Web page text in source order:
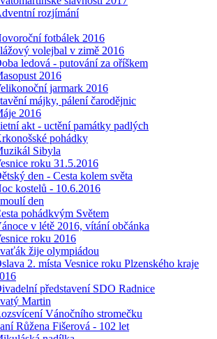
rozjímání
fotbálek 2016
volejbal v zimě 2016
ledová - putování za oříškem
2016
jarmark 2016
májky, pálení čarodějnic
2016
akt - uctění památky padlých
pohádky
Sibyla
roku 31.5.2016
den - Cesta kolem světa
kostelů - 10.6.2016
den
pohádkvým Světem
v létě 2016, vítání občánka
roku 2016
žije olympiádou
2. místa Vesnice roku Plzenského kraje
představení SDO Radnice
Martin
Vánočního stromečku
Růžena Fišerová - 102 let